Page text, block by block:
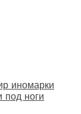
иномарки
под ноги